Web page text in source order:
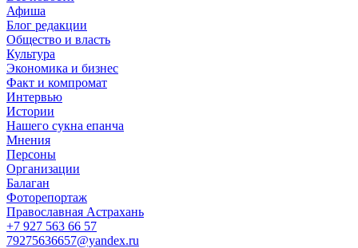
Афиша
Блог редакции
Общество и власть
Культура
Экономика и бизнес
Факт и компромат
Интервью
Истории
Нашего сукна епанча
Мнения
Персоны
Организации
Балаган
Фоторепортаж
Православная Астрахань
+7 927 563 66 57
79275636657@yandex.ru